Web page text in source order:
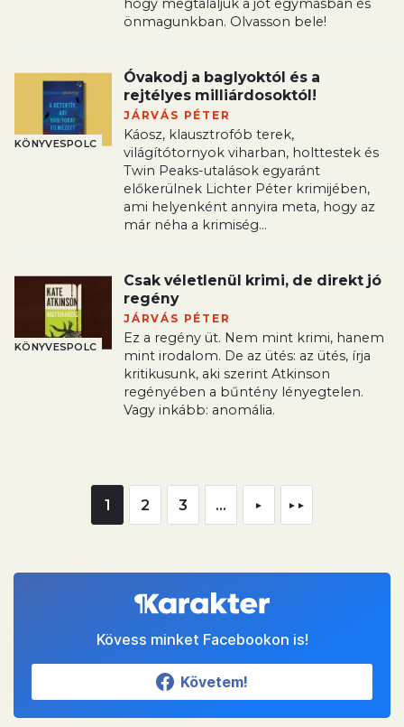
hogy megtaláljuk a jót egymásban és
önmagunkban. Olvasson bele!
KÖNYVESPOLC
Óvakodj a baglyoktól és a
rejtélyes milliárdosoktól!
JÁRVÁS PÉTER
Káosz, klausztrofób terek,
világítótornyok viharban, holttestek és
Twin Peaks-utalások egyaránt
előkerülnek Lichter Péter krimijében,
ami helyenként annyira meta, hogy az
már néha a krimiség...
KÖNYVESPOLC
Csak véletlenül krimi, de direkt jó
regény
JÁRVÁS PÉTER
Ez a regény üt. Nem mint krimi, hanem
mint irodalom. De az ütés: az ütés, írja
kritikusunk, aki szerint Atkinson
regényében a bűntény lényegtelen.
Vagy inkább: anomália.
1 2 3 ... ► ►►
Kövess minket Facebookon is!
Követem!